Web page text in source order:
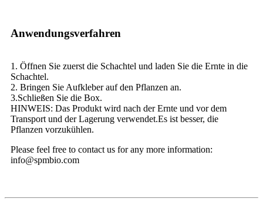
Anwendungsverfahren
1. Öffnen Sie zuerst die Schachtel und laden Sie die Ernte in die
Schachtel.
2. Bringen Sie Aufkleber auf den Pflanzen an.
3.Schließen Sie die Box.
HINWEIS: Das Produkt wird nach der Ernte und vor dem
Transport und der Lagerung verwendet.Es ist besser, die
Pflanzen vorzukühlen.
Please feel free to contact us for any more information:
info@spmbio.com